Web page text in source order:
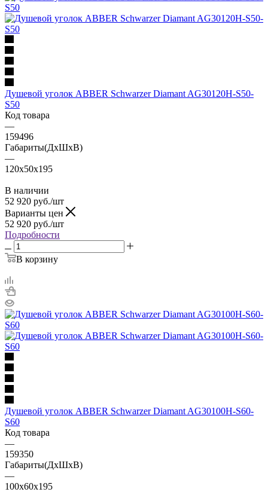
Душевой уголок ABBER Schwarzer Diamant AG30120H-S50-
S50
Код товара
—
159496
Габариты(ДхШхВ)
—
120x50x195
В наличии
52 920 руб./шт
Варианты цен
52 920 руб./шт
Подробности
В корзину
Душевой уголок ABBER Schwarzer Diamant AG30100H-S60-
S60
Код товара
—
159350
Габариты(ДхШхВ)
—
100x60x195